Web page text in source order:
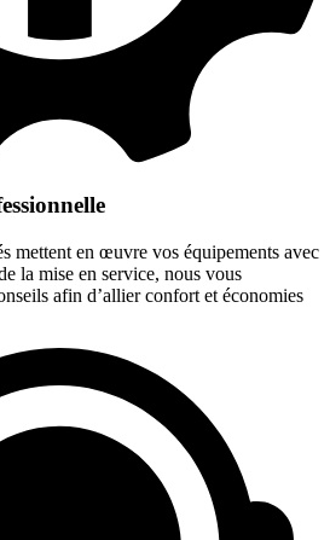
mettent en œuvre vos équipements avec
la mise en service, nous vous
afin d’allier confort et économies